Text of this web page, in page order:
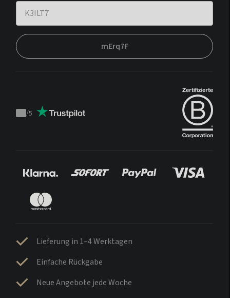
mErq7F
Trustpilot
/5
Lieferung in 1–4 Werktagen
Einfache Rückgabe
Neue Angebote jede Woche